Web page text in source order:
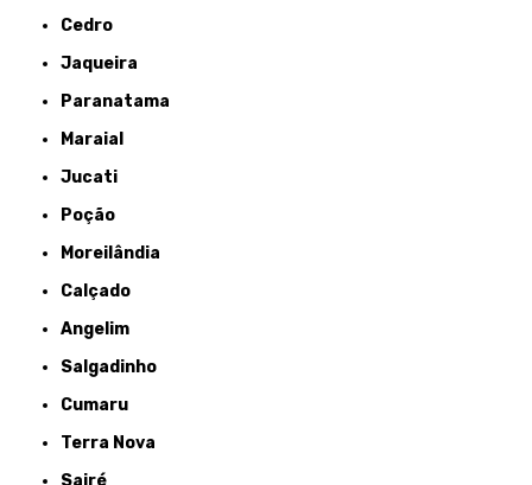
Cedro
Jaqueira
Paranatama
Maraial
Jucati
Poção
Moreilândia
Calçado
Angelim
Salgadinho
Cumaru
Terra Nova